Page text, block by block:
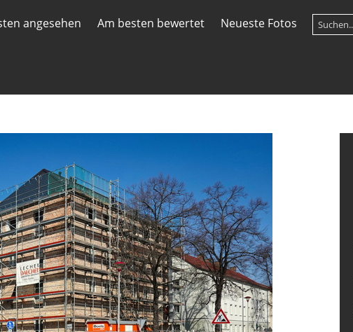
angesehen Am besten bewertet Neueste Fotos